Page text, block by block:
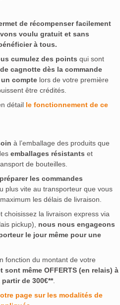
de récompenser facilement
voulu gratuit et sans
à tous.
cumulez des points qui sont
cagnotte dès la commande
un compte lors de votre première
être crédités.
détail le fonctionnement de ce
à l’emballage des produits que
emballages résistants et
de bouteilles.
préparer les commandes
plus vite au transporteur que vous
les délais de livraison.
choisissez la livraison express via
pickup), nous nous engageons
le jour même pour une
fonction du montant de votre
sont même OFFERTS (en relais) à
de 300€**.
page sur les modalités de